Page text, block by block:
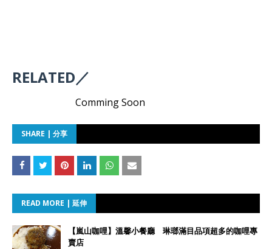
RELATED／
Comming Soon
SHARE | 分享
READ MORE | 延伸
【嵐山咖哩】溫馨小餐廳 琳瑯滿目品項超多的咖哩專
賣店